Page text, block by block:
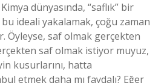
dünyasında, “saflık” bir
ideali yakalamak, çoğu zaman
Öyleyse, saf olmak gerçekten
saf olmak istiyor muyuz,
kusurlarını, hatta
etmek daha mı faydalı? Eğer